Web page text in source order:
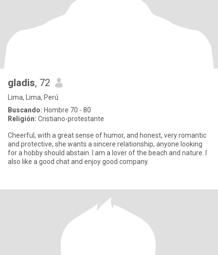
gladis, 72
Lima, Lima, Perú
Buscando: Hombre 70 - 80
Religión: Cristiano-protestante
Cheerful, with a great sense of humor, and honest, very romantic
and protective, she wants a sincere relationship; anyone looking
for a hobby should abstain. I am a lover of the beach and nature. I
also like a good chat and enjoy good company.